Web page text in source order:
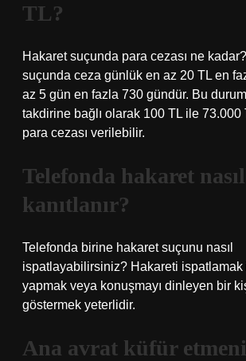
TL?
Hakaret suçunda para cezası ne
suçunda ceza günlük en az 20 TL en
az 5 gün en fazla 730 gündür. Bu
takdirine bağlı olarak 100 TL ile 73.000
para cezası verilebilir.
Telefonda hakaret nasıl
kanıtlanır?
Telefonda birine hakaret suçunu nasıl
ispatlayabilirsiniz? Hakareti ispatlamak
yapmak veya konuşmayı dinleyen bir
göstermek yeterlidir.
Ana avrat küfür